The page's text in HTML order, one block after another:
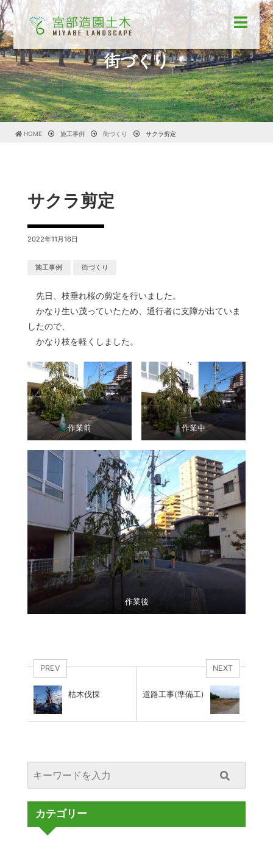
街づくり
HOME 施工事例 街づくり サクラ剪定
サクラ剪定
2022年11月16日
施工事例 街づくり
先日、枝垂れ桜の剪定を行いました。
かなり生い茂っていたため、通行者に支障が出ていま
したので、
かなり枝を軽くしました。
作業前 作業中
作業後
PREV
枯木伐採
NEXT
道路工事(準備工)
カテゴリー